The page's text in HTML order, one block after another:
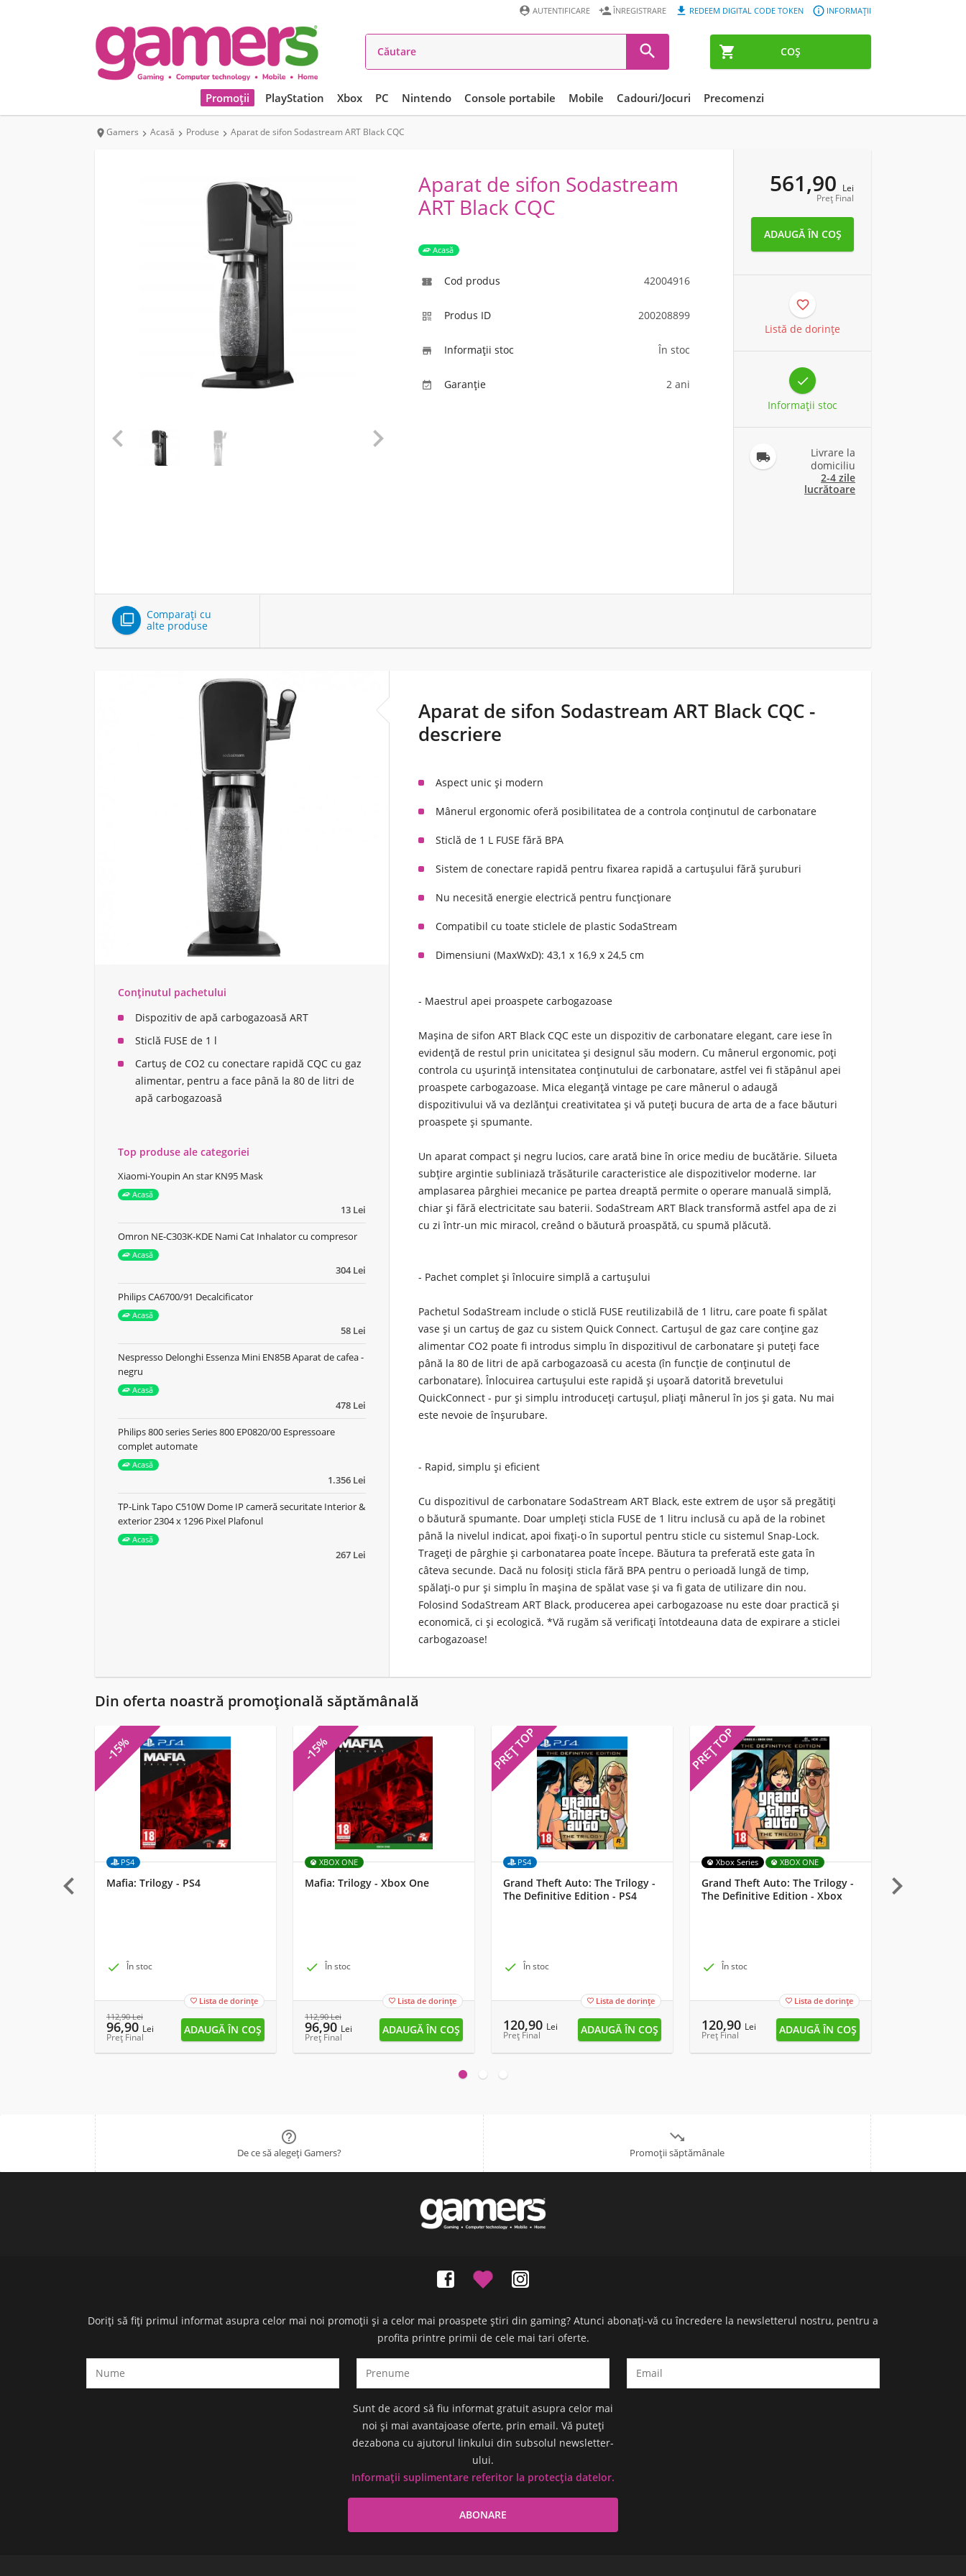
 COȘ
 INFORMAȚII
 REDEEM DIGITAL CODE TOKEN
ÎNREGISTRARE
 AUTENTIFICARE

Promoții PlayStation Xbox PC Nintendo Console portabile Mobile Cadouri/Jocuri Precomenzi
Gamers  Acasă  Produse  Aparat de sifon Sodastream ART Black CQC
 
Aparat de sifon Sodastream
ART Black CQC
Acasă
 Cod produs 42004916
 Produs ID 200208899
 Informaţii stoc În stoc
 Garanție 2 ani
561,90 Lei
Preț Final

Listă de dorințe

Informaţii stoc

Livrare la
domiciliu
2-4 zile
lucrătoare

Comparați cu
alte produse
Aparat de sifon Sodastream ART Black CQC -
descriere
Aspect unic și modern
Mânerul ergonomic oferă posibilitatea de a controla conținutul de carbonatare
Sticlă de 1 L FUSE fără BPA
Sistem de conectare rapidă pentru fixarea rapidă a cartuşului fără şuruburi
Nu necesită energie electrică pentru funcționare
Compatibil cu toate sticlele de plastic SodaStream
Dimensiuni (MaxWxD): 43,1 x 16,9 x 24,5 cm
- Maestrul apei proaspete carbogazoase
Mașina de sifon ART Black CQC este un dispozitiv de carbonatare elegant, care iese în
evidență de restul prin unicitatea și designul său modern. Cu mânerul ergonomic, poți
controla cu ușurință intensitatea conținutului de carbonatare, astfel vei fi stăpânul apei
proaspete carbogazoase. Mica eleganță vintage pe care mânerul o adaugă
dispozitivului vă va dezlănțui creativitatea și vă puteți bucura de arta de a face băuturi
proaspete și spumante.
Un aparat compact și negru lucios, care arată bine în orice mediu de bucătărie. Silueta
subțire argintie subliniază trăsăturile caracteristice ale dispozitivelor moderne. Iar
amplasarea pârghiei mecanice pe partea dreaptă permite o operare manuală simplă,
chiar și fără electricitate sau baterii. SodaStream ART Black transformă astfel apa de zi
cu zi într-un mic miracol, creând o băutură proaspătă, cu spumă plăcută.
- Pachet complet și înlocuire simplă a cartuşului
Pachetul SodaStream include o sticlă FUSE reutilizabilă de 1 litru, care poate fi spălat
vase și un cartuş de gaz cu sistem Quick Connect. Cartușul de gaz care conține gaz
alimentar CO2 poate fi introdus simplu în dispozitivul de carbonatare și puteți face
până la 80 de litri de apă carbogazoasă cu acesta (în funcție de conținutul de
carbonatare). Înlocuirea cartuşului este rapidă şi uşoară datorită brevetului
QuickConnect - pur şi simplu introduceţi cartuşul, pliaţi mânerul în jos şi gata. Nu mai
este nevoie de înșurubare.
- Rapid, simplu și eficient
Cu dispozitivul de carbonatare SodaStream ART Black, este extrem de ușor să pregătiți
o băutură spumante. Doar umpleți sticla FUSE de 1 litru inclusă cu apă de la robinet
până la nivelul indicat, apoi fixați-o în suportul pentru sticle cu sistemul Snap-Lock.
Trageți de pârghie și carbonatarea poate începe. Băutura ta preferată este gata în
câteva secunde. Dacă nu folosiți sticla fără BPA pentru o perioadă lungă de timp,
spălați-o pur și simplu în mașina de spălat vase și va fi gata de utilizare din nou.
Folosind SodaStream ART Black, producerea apei carbogazoase nu este doar practică și
economică, ci și ecologică. *Vă rugăm să verificați întotdeauna data de expirare a sticlei
carbogazoase!
Conținutul pachetului
Dispozitiv de apă carbogazoasă ART
Sticlă FUSE de 1 l
Cartuș de CO2 cu conectare rapidă CQC cu gaz
alimentar, pentru a face până la 80 de litri de
apă carbogazoasă
Top produse ale categoriei
13 Lei
Xiaomi-Youpin An star KN95 Mask
Acasă
304 Lei
Omron NE-C303K-KDE Nami Cat Inhalator cu compresor
Acasă
58 Lei
Philips CA6700/91 Decalcificator
Acasă
478 Lei
Nespresso Delonghi Essenza Mini EN85B Aparat de cafea -
negru
Acasă
1.356 Lei
Philips 800 series Series 800 EP0820/00 Espressoare
complet automate
Acasă
267 Lei
TP-Link Tapo C510W Dome IP cameră securitate Interior &
exterior 2304 x 1296 Pixel Plafonul
Acasă
Din oferta noastră promoțională săptămânală
-15%
PS4
Mafia: Trilogy - PS4
 În stoc
 Lista de dorințe
112,90Lei
96,90 Lei
Preț Final
-15%
XBOX ONE
Mafia: Trilogy - Xbox One
 În stoc
 Lista de dorințe
112,90Lei
96,90 Lei
Preț Final
PREȚ TOP
PS4
Grand Theft Auto: The Trilogy -
The Definitive Edition - PS4
 În stoc
 Lista de dorințe
120,90 Lei
Preț Final
PREȚ TOP
Xbox Series XBOX ONE
Grand Theft Auto: The Trilogy -
The Definitive Edition - Xbox
 În stoc
 Lista de dorințe
120,90 Lei
Preț Final
Starlink:
 

De ce să alegeți Gamers?

Promoții săptămânale
Doriți să fiți primul informat asupra celor mai noi promoții și a celor mai proaspete știri din gaming? Atunci abonați-vă cu încredere la newsletterul nostru, pentru a
profita printre primii de cele mai tari oferte.
Sunt de acord să fiu informat gratuit asupra celor mai
noi și mai avantajoase oferte, prin email. Vă puteți
dezabona cu ajutorul linkului din subsolul newsletter-
ului.
Informații suplimentare referitor la protecția datelor.